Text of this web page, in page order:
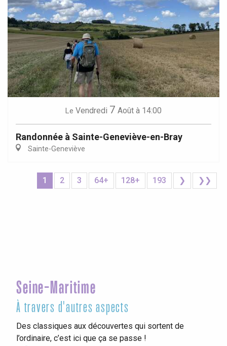
Le Vendredi 7 Août à 14:00
Randonnée à Sainte-Geneviève-en-Bray
Sainte-Geneviève
1 2 3 64+ 128+ 193 ❯ ❯❯
Seine-Maritime
À travers d'autres aspects
Des classiques aux découvertes qui sortent de
l’ordinaire, c’est ici que ça se passe !